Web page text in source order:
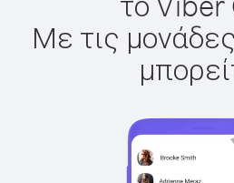
Με τις